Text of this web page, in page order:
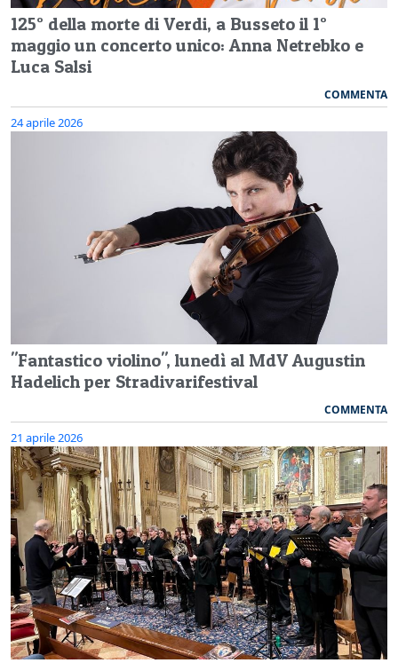
125° della morte di Verdi, a Busseto il 1°
maggio un concerto unico: Anna Netrebko e
Luca Salsi
COMMENTA
24 aprile 2026
"Fantastico violino", lunedì al MdV Augustin
Hadelich per Stradivarifestival
COMMENTA
21 aprile 2026